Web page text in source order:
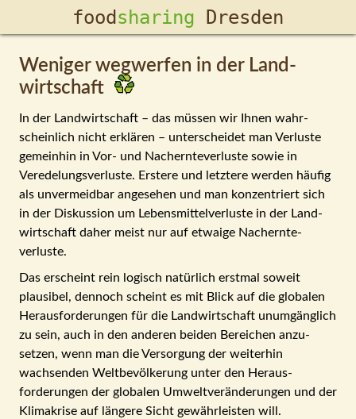
food­sharing Dresden
Weniger wegwerfen in der Land­
wirtschaft
In der Land­wirtschaft – das müssen wir Ihnen wahr­
schein­lich nicht er­klären – unter­scheidet man Verluste
gemein­hin in Vor- und Nach­ernte­verluste sowie in
Veredelungs­verluste. Erstere und letztere werden häufig
als un­vermeid­bar angesehen und man kon­zentriert sich
in der Dis­kussion um Lebens­mittel­verluste in der Land­
wirt­schaft daher meist nur auf etwaige Nach­ernte­
verluste.
Das erscheint rein logisch natürlich erstmal soweit
plausibel, den­noch scheint es mit Blick auf die globalen
Heraus­forderungen für die Land­wirt­schaft un­um­gäng­lich
zu sein, auch in den anderen beiden Bereichen an­zu­
setzen, wenn man die Versorgung der weiterhin
wachsenden Welt­be­völkerung unter den Heraus­
forderungen der globalen Um­welt­veränderungen und der
Klima­krise auf längere Sicht ge­währ­leisten will.